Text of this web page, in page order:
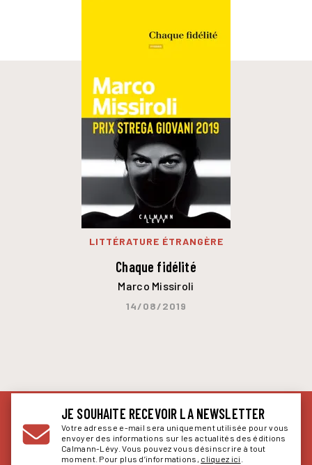
LITTÉRATURE ÉTRANGÈRE
Chaque fidélité
Marco Missiroli
14/08/2019
JE SOUHAITE RECEVOIR LA NEWSLETTER
Votre adresse e-mail sera uniquement utilisée pour vous
envoyer des informations sur les actualités des éditions
Calmann-Lévy. Vous pouvez vous désinscrire à tout
moment. Pour plus d’informations, cliquez ici